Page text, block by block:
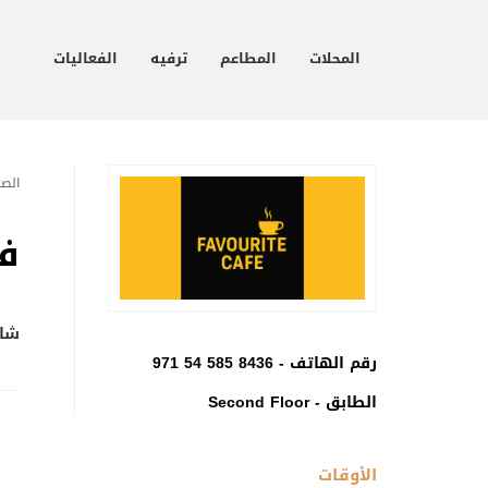
المحلات المطاعم ترفيه الفعاليات
رقم الهاتف -971 54 585 8436
الطابق - Second Floor
الأوقات